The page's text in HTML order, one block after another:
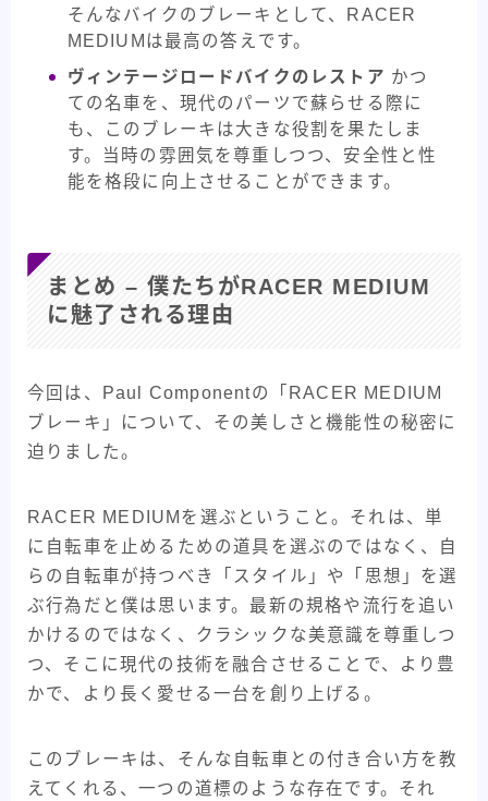
そんなバイクのブレーキとして、RACER
MEDIUMは最高の答えです。
ヴィンテージロードバイクのレストア かつ
ての名車を、現代のパーツで蘇らせる際に
も、このブレーキは大きな役割を果たしま
す。当時の雰囲気を尊重しつつ、安全性と性
能を格段に向上させることができます。
まとめ – 僕たちがRACER MEDIUM
に魅了される理由
今回は、Paul Componentの「RACER MEDIUM
ブレーキ」について、その美しさと機能性の秘密に
迫りました。
RACER MEDIUMを選ぶということ。それは、単
に自転車を止めるための道具を選ぶのではなく、自
らの自転車が持つべき「スタイル」や「思想」を選
ぶ行為だと僕は思います。最新の規格や流行を追い
かけるのではなく、クラシックな美意識を尊重しつ
つ、そこに現代の技術を融合させることで、より豊
かで、より長く愛せる一台を創り上げる。
このブレーキは、そんな自転車との付き合い方を教
えてくれる、一つの道標のような存在です。それ